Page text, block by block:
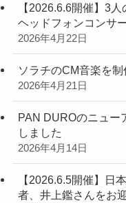
【2026.6.6開催】3
ヘッドフォンコンサ
2026年4月22日
ソラチのCM音楽を制
2026年4月21日
PAN DUROのニュー
しました
2026年4月14日
【2026.6.5開催】日
者、井上鑑さんをお